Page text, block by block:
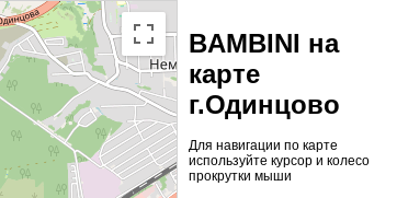
BAMBINI на
карте
г.Одинцово
Для навигации по карте
используйте курсор и колесо
прокрутки мыши